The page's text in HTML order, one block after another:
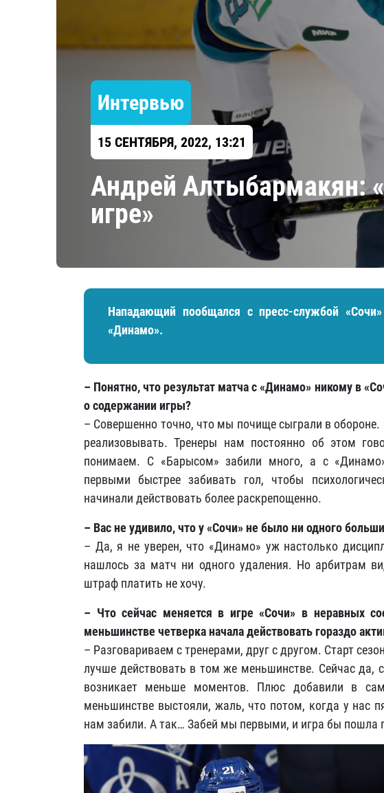
Локомотив
Северсталь
ЦСКА
Шанхайские Драконы
Амур
Интервью
15 СЕНТЯБРЯ, 2022, 13:21
Андрей Алтыбармакян:
игре»
Нападающий пообщался с пресс-службой
«Динамо».
– Понятно, что результат матча с «Динамо» никому в
о содержании игры?
– Совершенно точно, что мы почище сыграли в
реализовывать. Тренеры нам постоянно об этом
понимаем. С «Барысом» забили много, а с
первыми быстрее забивать гол, чтобы
начинали действовать более раскрепощенно.
– Вас не удивило, что у «Сочи» не было ни одного
– Да, я не уверен, что «Динамо» уж настолько
нашлось за матч ни одного удаления. Но арбитрам
штраф платить не хочу.
– Что сейчас меняется в игре «Сочи» в неравных
меньшинстве четверка начала действовать гораздо
– Разговариваем с тренерами, друг с другом. Старт
лучше действовать в том же меньшинстве. Сейчас да,
возникает меньше моментов. Плюс добавили в
меньшинстве выстояли, жаль, что потом, когда у нас
нам забили. А так… Забей мы первыми, и игра бы пошла